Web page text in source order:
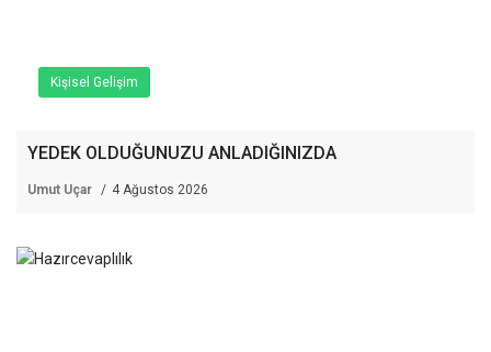
Kişisel Gelişim
YEDEK OLDUĞUNUZU ANLADIĞINIZDA
Umut Uçar 4 Ağustos 2026